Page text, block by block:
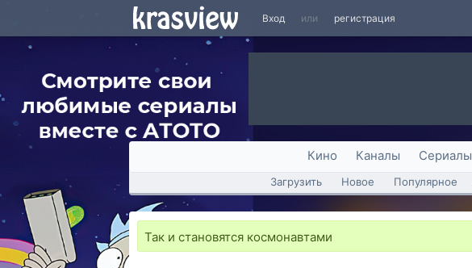
Вход или регистрация
Кино Каналы Сериалы
Загрузить Новое Популярное
Так и становятся космонавтами